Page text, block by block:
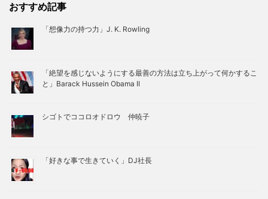
おすすめ記事
「想像力の持つ力」J. K. Rowling
「絶望を感じないようにする最善の方法は立ち上がって何かするこ
と」Barack Hussein Obama II
シゴトでココロオドロウ 仲暁子
「好きな事で生きていく」DJ社長